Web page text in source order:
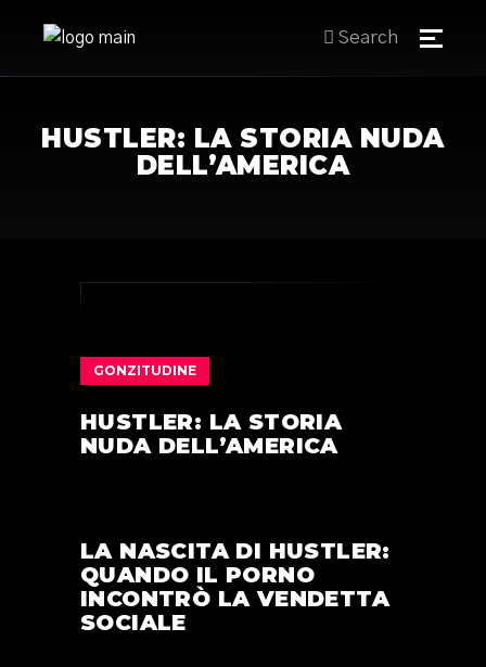
Search
HUSTLER: LA STORIA NUDA
DELL’AMERICA
GONZITUDINE
HUSTLER: LA STORIA
NUDA DELL’AMERICA
LA NASCITA DI HUSTLER:
QUANDO IL PORNO
INCONTRÒ LA VENDETTA
SOCIALE